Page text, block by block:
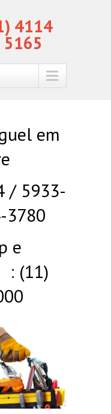
4114
em
/ 5933-
3780
e
: (11)